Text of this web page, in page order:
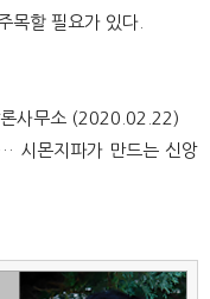
목할 필요가 있다.
사무소 (2020.02.22)
시몬지파가 만드는 신앙